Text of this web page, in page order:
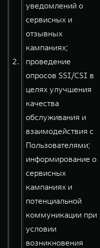
2.
уведомлений о
сервисных и
отзывных
кампаниях;
проведение
опросов SSI/CSI в
целях улучшения
качества
обслуживания и
взаимодействия с
Пользователями;
информирование о
сервисных
кампаниях и
потенциальной
коммуникации при
условии
возникновения